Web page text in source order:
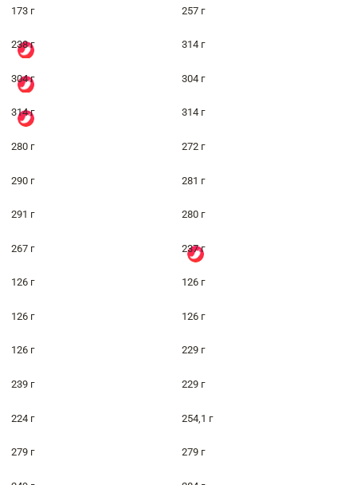
173 г 257 г
238 г 314 г
304 г 304 г
314 г 314 г
280 г 272 г
290 г 281 г
291 г 280 г
267 г 237 г
126 г 126 г
126 г 126 г
126 г 229 г
239 г 229 г
224 г 254,1 г
279 г 279 г